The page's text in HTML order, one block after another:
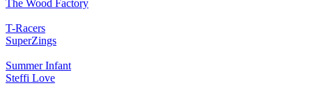
The Wood Factory
T-Racers
SuperZings
Summer Infant
Steffi Love